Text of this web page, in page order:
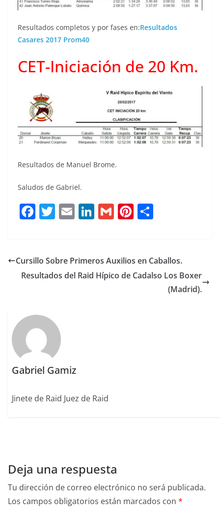
Resultados completos y por fases en:Resultados
Casares 2017 Prom40
CET-Iniciación de 20 Km.
Resultados de Manuel Brome.
Saludos de Gabriel.
F
a
e
b
k
T
w
te
r
E
m
l
Li
n
e
dI
G
m
l
Pi
n
re
st
p
a
Cursillo Sobre Primeros Auxilios en Caballos.
Resultados del Raid Hípico de Cadalso Los Boxer
(Madrid).
Gabriel Gamiz
Jinete de Raid Juez de Raid
Deja una respuesta
Tu dirección de correo electrónico no será publicada.
Los campos obligatorios están marcados con *